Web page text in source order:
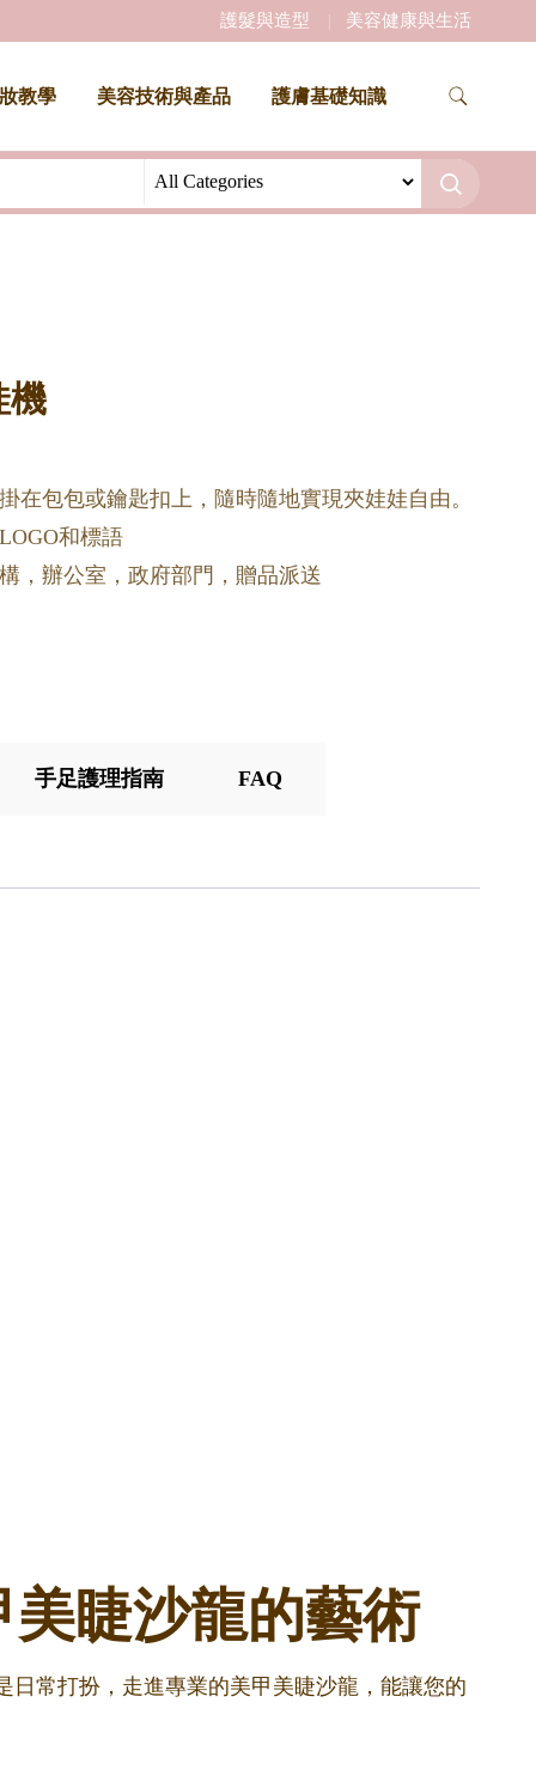
護髮與造型 美容健康與生活
教學 美容技術與產品 護膚基礎知識
機
在包包或鑰匙扣上，隨時隨地實現夾娃娃自由。
和標語
，辦公室，政府部門，贈品派送
手足護理指南 FAQ
睫沙龍的藝術
日常打扮，走進專業的美甲美睫沙龍，能讓您的